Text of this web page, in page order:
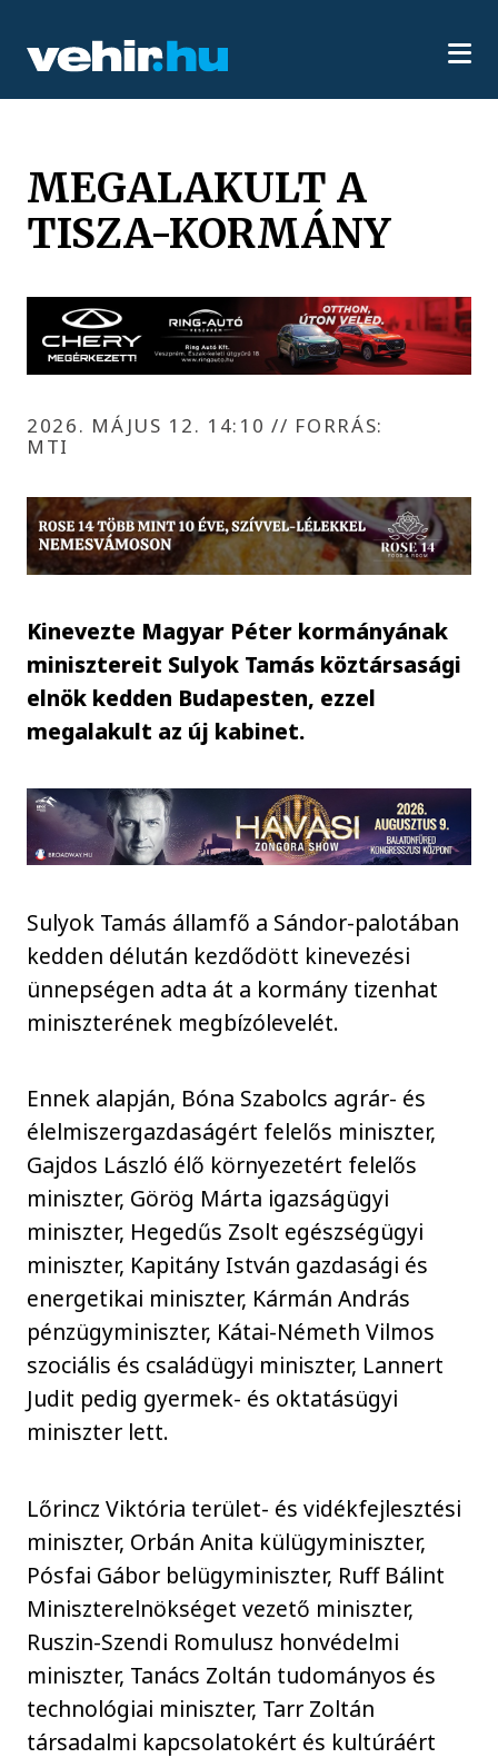
MEGALAKULT A
TISZA-KORMÁNY
2026. MÁJUS 12. 14:10// FORRÁS:
MTI
Kinevezte Magyar Péter kormányának
minisztereit Sulyok Tamás köztársasági
elnök kedden Budapesten, ezzel
megalakult az új kabinet.
Sulyok Tamás államfő a Sándor-palotában
kedden délután kezdődött kinevezési
ünnepségen adta át a kormány tizenhat
miniszterének megbízólevelét.
Ennek alapján, Bóna Szabolcs agrár- és
élelmiszergazdaságért felelős miniszter,
Gajdos László élő környezetért felelős
miniszter, Görög Márta igazságügyi
miniszter, Hegedűs Zsolt egészségügyi
miniszter, Kapitány István gazdasági és
energetikai miniszter, Kármán András
pénzügyminiszter, Kátai-Németh Vilmos
szociális és családügyi miniszter, Lannert
Judit pedig gyermek- és oktatásügyi
miniszter lett.
Lőrincz Viktória terület- és vidékfejlesztési
miniszter, Orbán Anita külügyminiszter,
Pósfai Gábor belügyminiszter, Ruff Bálint
Miniszterelnökséget vezető miniszter,
Ruszin-Szendi Romulusz honvédelmi
miniszter, Tanács Zoltán tudományos és
technológiai miniszter, Tarr Zoltán
társadalmi kapcsolatokért és kultúráért